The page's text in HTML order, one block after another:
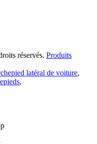
réservés. Produits
latéral de voiture,
,